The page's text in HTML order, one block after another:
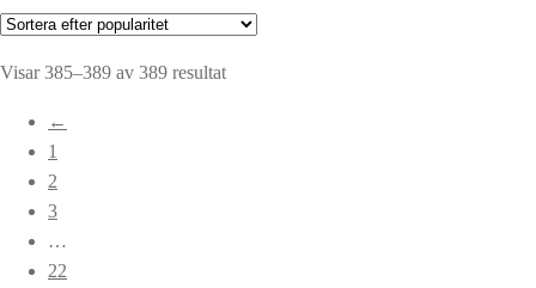
Visar 385–389 av 389 resultatSortera
←
1
2
3
…
22